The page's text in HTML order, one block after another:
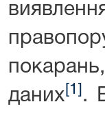
даних [1] .